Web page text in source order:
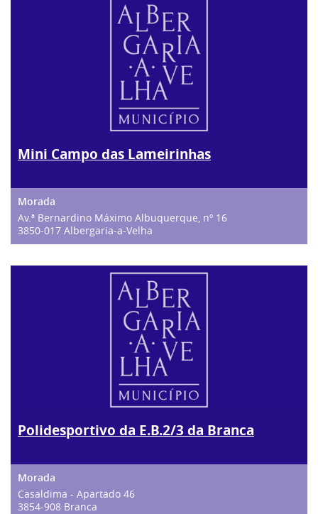
Mini Campo das Lameirinhas
Av.ª Bernardino Máximo Albuquerque, nº 16
3850-017 Albergaria-a-Velha
Polidesportivo da E.B.2/3 da Branca
Casaldima - Apartado 46
3854-908 Branca